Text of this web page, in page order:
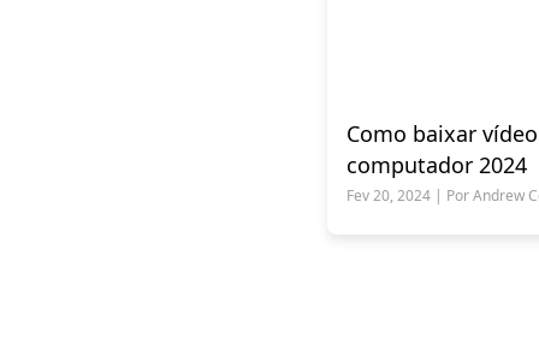
Como baixar
computador 2024
Fev 20, 2024 | Por Andrew